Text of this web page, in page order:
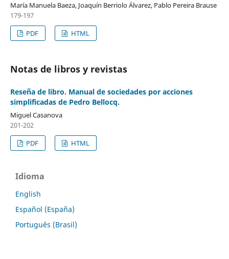
María Manuela Baeza, Joaquín Berriolo Álvarez, Pablo Pereira Brause
179-197
PDF
HTML
Notas de libros y revistas
Reseña de libro. Manual de sociedades por acciones
simplificadas de Pedro Bellocq.
Miguel Casanova
201-202
PDF
HTML
Idioma
English
Español (España)
Português (Brasil)